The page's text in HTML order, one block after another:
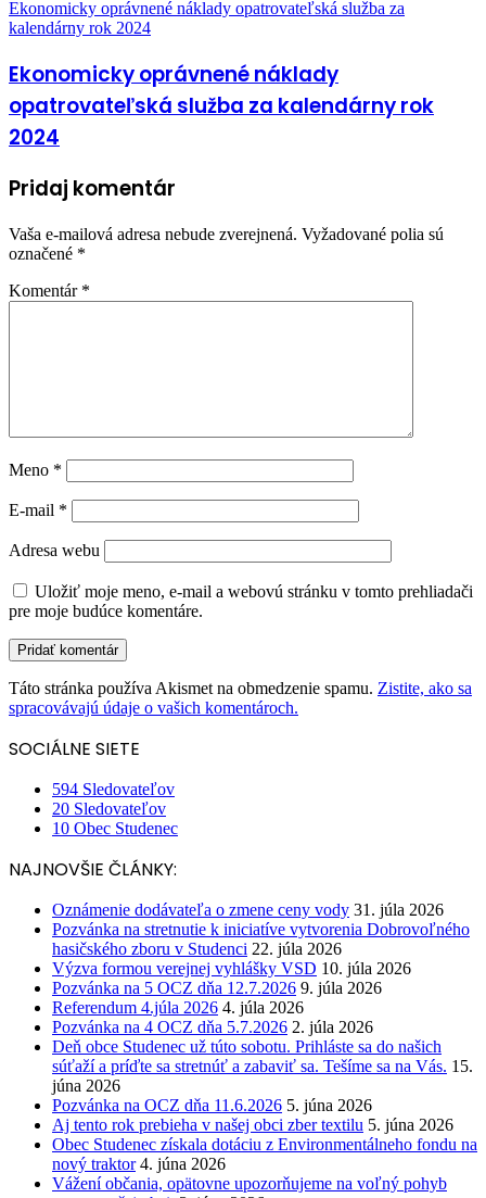
Ekonomicky oprávnené náklady opatrovateľská služba za
kalendárny rok 2024
Ekonomicky oprávnené náklady
opatrovateľská služba za kalendárny rok
2024
Pridaj komentár
Vaša e-mailová adresa nebude zverejnená. Vyžadované polia sú
označené *
Komentár *
Meno *
E-mail *
Adresa webu
Uložiť moje meno, e-mail a webovú stránku v tomto prehliadači
pre moje budúce komentáre.
Táto stránka používa Akismet na obmedzenie spamu. Zistite, ako sa
spracovávajú údaje o vašich komentároch.
SOCIÁLNE SIETE
594 Sledovateľov
20 Sledovateľov
10 Obec Studenec
NAJNOVŠIE ČLÁNKY:
Oznámenie dodávateľa o zmene ceny vody 31. júla 2026
Pozvánka na stretnutie k iniciatíve vytvorenia Dobrovoľného
hasičského zboru v Studenci 22. júla 2026
Výzva formou verejnej vyhlášky VSD 10. júla 2026
Pozvánka na 5 OCZ dňa 12.7.2026 9. júla 2026
Referendum 4.júla 2026 4. júla 2026
Pozvánka na 4 OCZ dňa 5.7.2026 2. júla 2026
Deň obce Studenec už túto sobotu. Prihláste sa do našich
súťaží a príďte sa stretnúť a zabaviť sa. Tešíme sa na Vás. 15.
júna 2026
Pozvánka na OCZ dňa 11.6.2026 5. júna 2026
Aj tento rok prebieha v našej obci zber textilu 5. júna 2026
Obec Studenec získala dotáciu z Environmentálneho fondu na
nový traktor 4. júna 2026
Vážení občania, opätovne upozorňujeme na voľný pohyb